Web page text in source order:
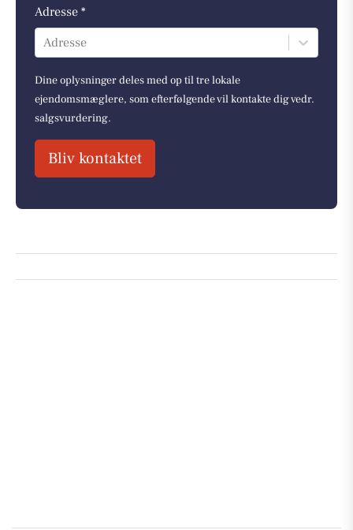
Adresse *
Adresse
Dine oplysninger deles med op til tre lokale
ejendomsmæglere, som efterfølgende vil kontakte dig vedr.
salgsvurdering.
Bliv kontaktet